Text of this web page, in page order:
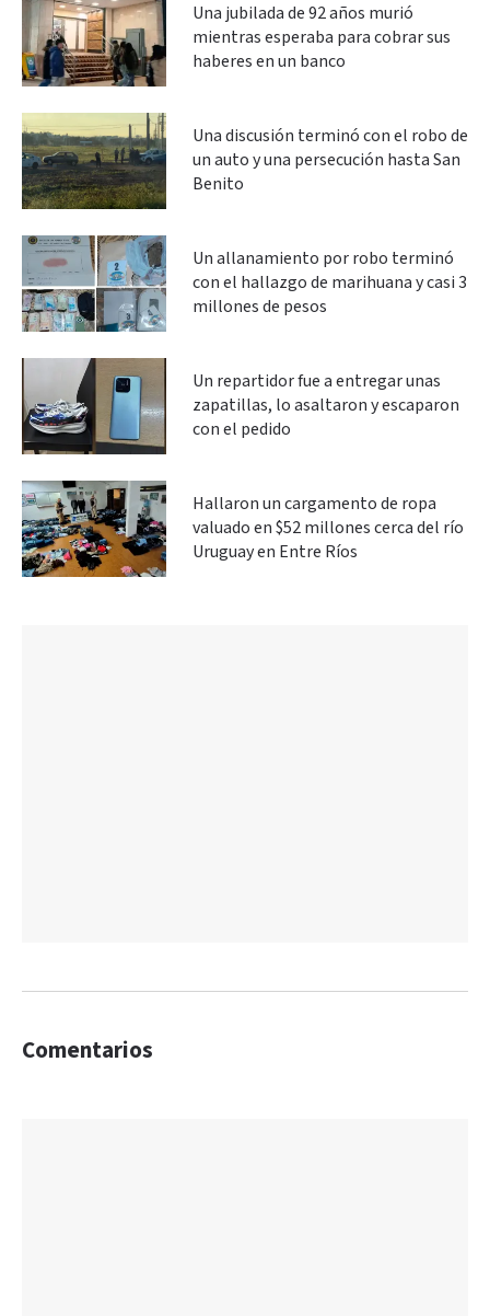
Una jubilada de 92 años murió
mientras esperaba para cobrar sus
haberes en un banco
Una discusión terminó con el robo de
un auto y una persecución hasta San
Benito
Un allanamiento por robo terminó
con el hallazgo de marihuana y casi 3
millones de pesos
Un repartidor fue a entregar unas
zapatillas, lo asaltaron y escaparon
con el pedido
Hallaron un cargamento de ropa
valuado en $52 millones cerca del río
Uruguay en Entre Ríos
Comentarios